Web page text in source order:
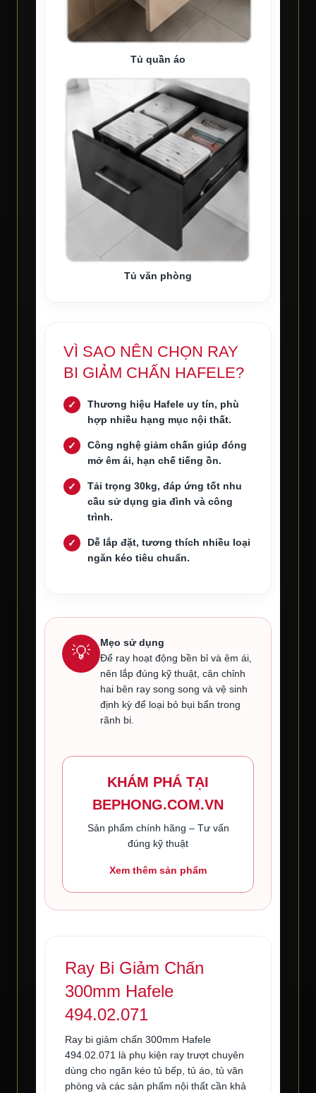
Tủ quần áo
Tủ văn phòng
VÌ SAO NÊN CHỌN RAY
BI GIẢM CHẤN HAFELE?
Thương hiệu Hafele uy tín, phù
hợp nhiều hạng mục nội thất.
Công nghệ giảm chấn giúp đóng
mở êm ái, hạn chế tiếng ồn.
Tải trọng 30kg, đáp ứng tốt nhu
cầu sử dụng gia đình và công
trình.
Dễ lắp đặt, tương thích nhiều loại
ngăn kéo tiêu chuẩn.
💡
Mẹo sử dụng
Để ray hoạt động bền bỉ và êm ái,
nên lắp đúng kỹ thuật, cân chỉnh
hai bên ray song song và vệ sinh
định kỳ để loại bỏ bụi bẩn trong
rãnh bi.
KHÁM PHÁ TẠI
BEPHONG.COM.VN
Sản phẩm chính hãng – Tư vấn
đúng kỹ thuật
Xem thêm sản phẩm
Ray Bi Giảm Chấn
300mm Hafele
494.02.071
Ray bi giảm chấn 300mm Hafele
494.02.071 là phụ kiện ray trượt chuyên
dùng cho ngăn kéo tủ bếp, tủ áo, tủ văn
phòng và các sản phẩm nội thất cần khả